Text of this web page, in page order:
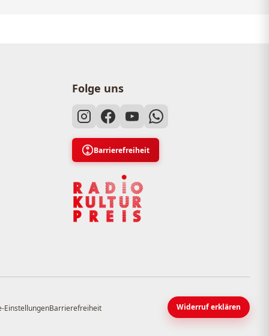
Folge uns
Barrierefreiheit
EinstellungenBarrierefreiheit Widerruf erklären